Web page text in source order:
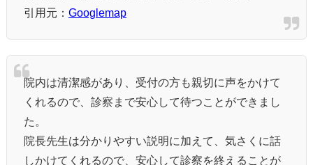
引用元： Googlemap
院内は清潔感があり、受付の方も親切に声をかけて
くれるので、診察まで安心して待つことができまし
た。
院長先生は分かりやすい説明に加えて、気さくに話
しかけてくれるので、安心して診察を終えることが